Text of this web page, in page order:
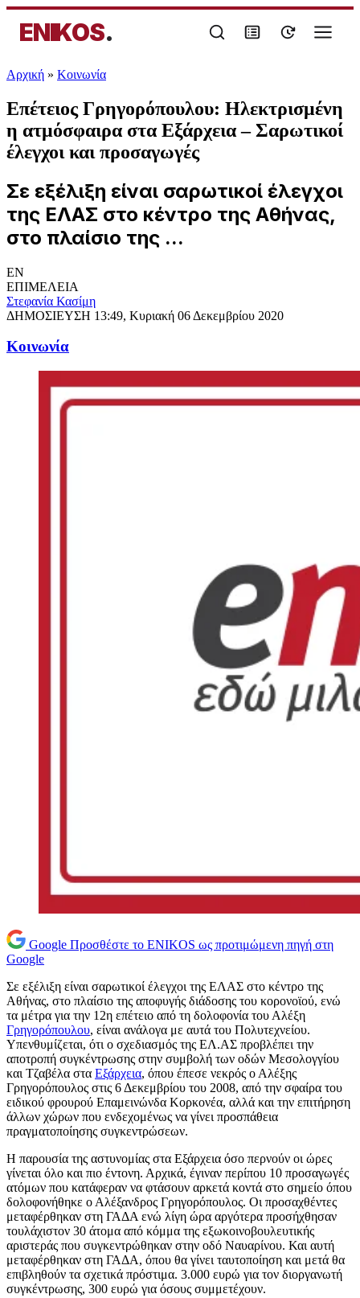
ENIKOS.
Αρχική » Κοινωνία
Επέτειος Γρηγορόπουλου: Ηλεκτρισμένη
η ατμόσφαιρα στα Εξάρχεια – Σαρωτικοί
έλεγχοι και προσαγωγές
Σε εξέλιξη είναι σαρωτικοί έλεγχοι
της ΕΛΑΣ στο κέντρο της Αθήνας,
στο πλαίσιο της ...
EN
ΕΠΙΜΕΛΕΙΑ
Στεφανία Κασίμη
ΔΗΜΟΣΙΕΥΣΗ 13:49, Κυριακή 06 Δεκεμβρίου 2020
Κοινωνία
Google Προσθέστε το ENIKOS ως προτιμώμενη πηγή στη
Google
Σε εξέλιξη είναι σαρωτικοί έλεγχοι της ΕΛΑΣ στο κέντρο της
Αθήνας, στο πλαίσιο της αποφυγής διάδοσης του κορονοϊού, ενώ
τα μέτρα για την 12η επέτειο από τη δολοφονία του Αλέξη
Γρηγορόπουλου, είναι ανάλογα με αυτά του Πολυτεχνείου.
Υπενθυμίζεται, ότι ο σχεδιασμός της ΕΛ.ΑΣ προβλέπει την
αποτροπή συγκέντρωσης στην συμβολή των οδών Μεσολογγίου
και Τζαβέλα στα Εξάρχεια, όπου έπεσε νεκρός ο Αλέξης
Γρηγορόπουλος στις 6 Δεκεμβρίου του 2008, από την σφαίρα του
ειδικού φρουρού Επαμεινώνδα Κορκονέα, αλλά και την επιτήρηση
άλλων χώρων που ενδεχομένως να γίνει προσπάθεια
πραγματοποίησης συγκεντρώσεων.
Η παρουσία της αστυνομίας στα Εξάρχεια όσο περνούν οι ώρες
γίνεται όλο και πιο έντονη. Αρχικά, έγιναν περίπου 10 προσαγωγές
ατόμων που κατάφεραν να φτάσουν αρκετά κοντά στο σημείο όπου
δολοφονήθηκε ο Αλέξανδρος Γρηγορόπουλος. Οι προσαχθέντες
μεταφέρθηκαν στη ΓΑΔΑ ενώ λίγη ώρα αργότερα προσήχθησαν
τουλάχιστον 30 άτομα από κόμμα της εξωκοινοβουλευτικής
αριστεράς που συγκεντρώθηκαν στην οδό Ναυαρίνου. Και αυτή
μεταφέρθηκαν στη ΓΑΔΑ, όπου θα γίνει ταυτοποίηση και μετά θα
επιβληθούν τα σχετικά πρόστιμα. 3.000 ευρώ για τον διοργανωτή
συγκέντρωσης, 300 ευρώ για όσους συμμετέχουν.